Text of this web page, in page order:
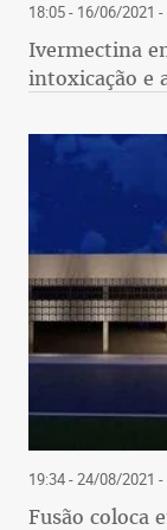
18:05 - 16/06/2021 -
Ivermectina
intoxicação e
19:34 - 24/08/2021 -
Fusão coloca